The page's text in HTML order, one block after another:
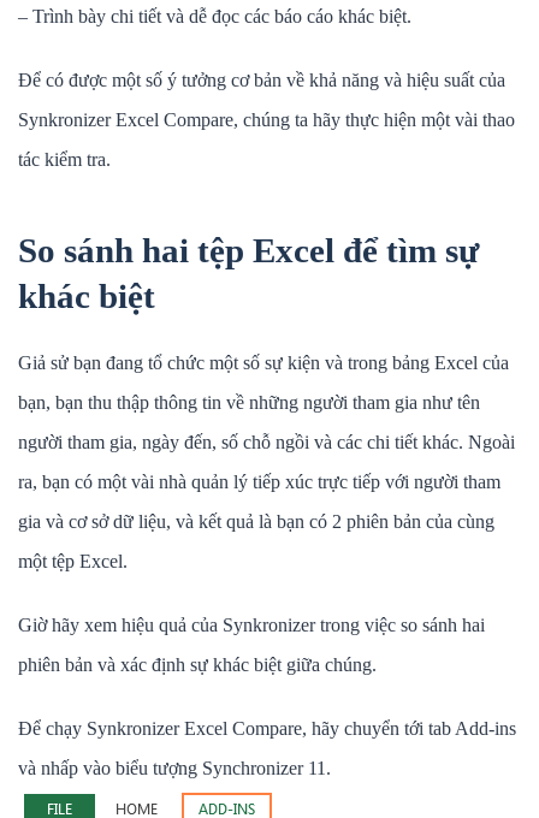
– Trình bày chi tiết và dễ đọc các báo cáo khác biệt.
Để có được một số ý tưởng cơ bản về khả năng và hiệu suất của
Synkronizer Excel Compare, chúng ta hãy thực hiện một vài thao
tác kiểm tra.
So sánh hai tệp Excel để tìm sự
khác biệt
Giả sử bạn đang tổ chức một số sự kiện và trong bảng Excel của
bạn, bạn thu thập thông tin về những người tham gia như tên
người tham gia, ngày đến, số chỗ ngồi và các chi tiết khác. Ngoài
ra, bạn có một vài nhà quản lý tiếp xúc trực tiếp với người tham
gia và cơ sở dữ liệu, và kết quả là bạn có 2 phiên bản của cùng
một tệp Excel.
Giờ hãy xem hiệu quả của Synkronizer trong việc so sánh hai
phiên bản và xác định sự khác biệt giữa chúng.
Để chạy Synkronizer Excel Compare, hãy chuyển tới tab Add-ins
và nhấp vào biểu tượng Synchronizer 11.